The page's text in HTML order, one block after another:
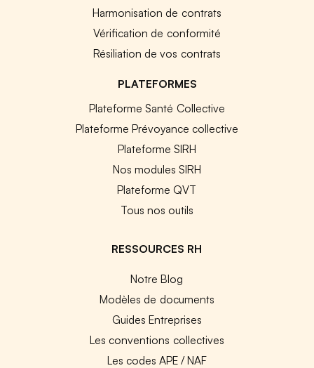
Harmonisation de contrats
Vérification de conformité
Résiliation de vos contrats
PLATEFORMES
Plateforme Santé Collective
Plateforme Prévoyance collective
Plateforme SIRH
Nos modules SIRH
Plateforme QVT
Tous nos outils
RESSOURCES RH
Notre Blog
Modèles de documents
Guides Entreprises
Les conventions collectives
Les codes APE / NAF